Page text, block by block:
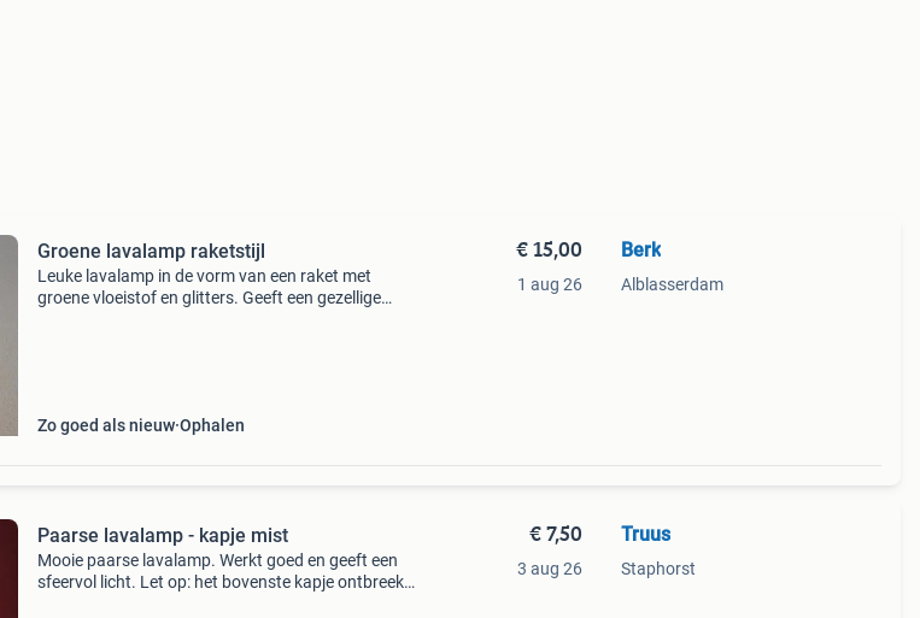
Groene lavalamp raketstijl
Leuke lavalamp in de vorm van een raket met
groene vloeistof en glitters. Geeft een gezellige
Zo goed als nieuw Ophalen
€ 15,00
1 aug 26
Berk
Alblasserdam
Paarse lavalamp - kapje mist
Mooie paarse lavalamp. Werkt goed en geeft een
sfeervol licht. Let op: het bovenste kapje ontbreekt,
€ 7,50
3 aug 26
Truus
Staphorst